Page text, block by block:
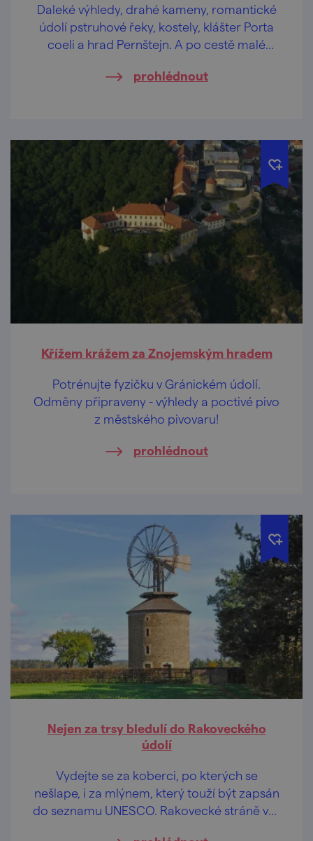
Daleké výhledy, drahé kameny, romantické
údolí pstruhové řeky, kostely, klášter Porta
coeli a hrad Pernštejn. A po cestě malé
prohlédnout
Křížem krážem za Znojemským hradem
Potrénujte fyzičku v Gránickém údolí.
Odměny připraveny - výhledy a poctivé pivo
z městského pivovaru!
prohlédnout
Nejen za trsy bledulí do Rakoveckého
údolí
Vydejte se za koberci, po kterých se
nešlape, i za mlýnem, který touží být zapsán
do seznamu UNESCO. Rakovecké stráně vás